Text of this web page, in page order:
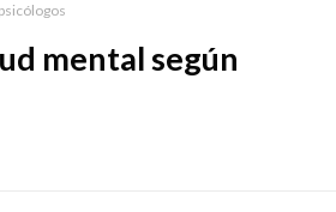
mental según